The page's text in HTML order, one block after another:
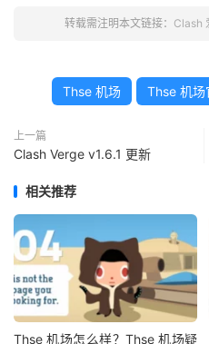
转载需注明本文链接： Clash
Thse 机场 Thse 机场
上一篇
Clash Verge v1.6.1 更新
相关推荐
Thse 机场怎么样？Thse 机场疑